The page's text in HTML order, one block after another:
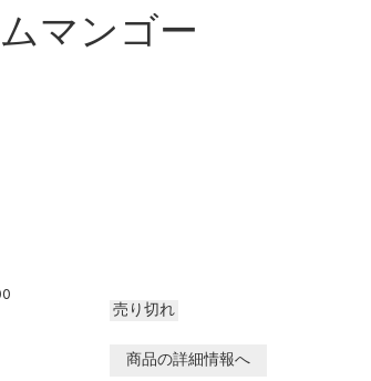
マンゴー
売り切れ
商品の詳細情報へ